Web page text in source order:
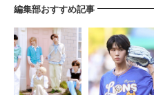
編集部おすすめ記事